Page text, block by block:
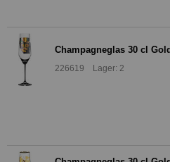
Champagneglas 30 cl
226619 Lager: 2